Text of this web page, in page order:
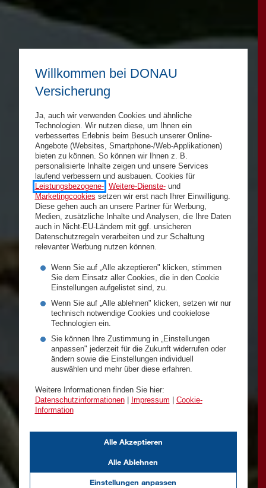
Willkommen bei DONAU
Versicherung
Ja, auch wir verwenden Cookies und ähnliche
Technologien. Wir nutzen diese, um Ihnen ein
verbessertes Erlebnis beim Besuch unserer Online-
Angebote (Websites, Smartphone-/Web-Applikationen)
bieten zu können. So können wir Ihnen z. B.
personalisierte Inhalte zeigen und unsere Services
laufend verbessern und ausbauen. Cookies für
Leistungsbezogene-, Weitere-Dienste-und
Marketingcookies setzen wir erst nach Ihrer Einwilligung.
Diese gehen auch an unsere Partner für Werbung,
Medien, zusätzliche Inhalte und Analysen, die Ihre Daten
auch in Nicht-EU-Ländern mit ggf. unsicheren
Datenschutzregeln verarbeiten und zur Schaltung
relevanter Werbung nutzen können.
Wenn Sie auf „Alle akzeptieren" klicken, stimmen
Sie dem Einsatz aller Cookies, die in den Cookie
Einstellungen aufgelistet sind, zu.
Wenn Sie auf „Alle ablehnen" klicken, setzen wir nur
technisch notwendige Cookies und cookielose
Technologien ein.
Sie können Ihre Zustimmung in „Einstellungen
anpassen" jederzeit für die Zukunft widerrufen oder
ändern sowie die Einstellungen individuell
auswählen und mehr über diese erfahren.
Weitere Informationen finden Sie hier:
Datenschutzinformationen| Impressum
Cookie-
Information
Einstellungen anpassen
Alle Ablehnen
Alle Akzeptieren